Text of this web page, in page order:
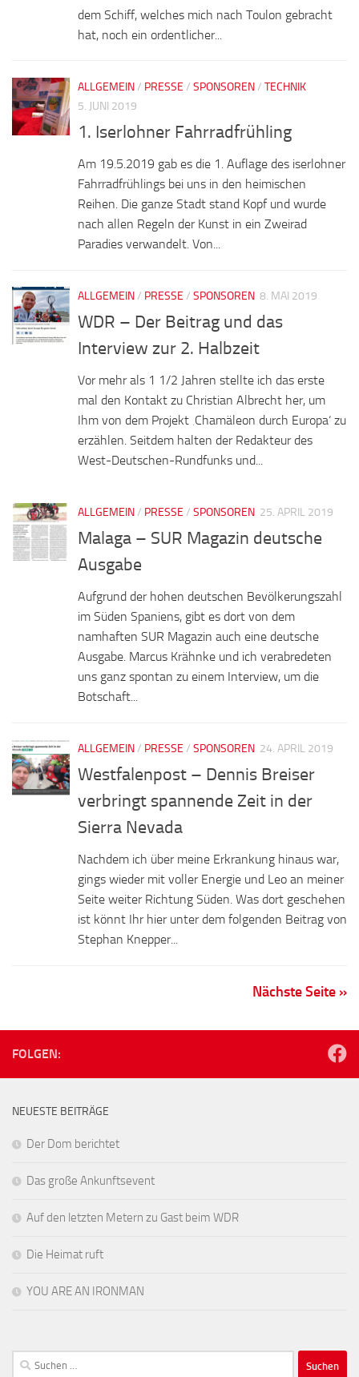
dem Schiff, welches mich nach Toulon gebracht
hat, noch ein ordentlicher...
ALLGEMEIN/ PRESSE / SPONSOREN/ TECHNIK
5. JUNI 2019
1. Iserlohner Fahrradfrühling
Am 19.5.2019 gab es die 1. Auflage des iserlohner
Fahrradfrühlings bei uns in den heimischen
Reihen. Die ganze Stadt stand Kopf und wurde
nach allen Regeln der Kunst in ein Zweirad
Paradies verwandelt. Von...
ALLGEMEIN/ PRESSE / SPONSOREN 8. MAI 2019
WDR – Der Beitrag und das
Interview zur 2. Halbzeit
Vor mehr als 1 1/2 Jahren stellte ich das erste
mal den Kontakt zu Christian Albrecht her, um
Ihm von dem Projekt ‚Chamäleon durch Europa‘ zu
erzählen. Seitdem halten der Redakteur des
West-Deutschen-Rundfunks und...
ALLGEMEIN/ PRESSE / SPONSOREN 25. APRIL 2019
Malaga – SUR Magazin deutsche
Ausgabe
Aufgrund der hohen deutschen Bevölkerungszahl
im Süden Spaniens, gibt es dort von dem
namhaften SUR Magazin auch eine deutsche
Ausgabe. Marcus Krähnke und ich verabredeten
uns ganz spontan zu einem Interview, um die
Botschaft...
ALLGEMEIN/ PRESSE / SPONSOREN 24. APRIL 2019
Westfalenpost – Dennis Breiser
verbringt spannende Zeit in der
Sierra Nevada
Nachdem ich über meine Erkrankung hinaus war,
gings wieder mit voller Energie und Leo an meiner
Seite weiter Richtung Süden. Was dort geschehen
ist könnt Ihr hier unter dem folgenden Beitrag von
Stephan Knepper...
Nächste Seite »
FOLGEN:
NEUESTE BEITRÄGE
Der Dom berichtet
Das große Ankunftsevent
Auf den letzten Metern zu Gast beim WDR
Die Heimat ruft
YOU ARE AN IRONMAN
Suchen